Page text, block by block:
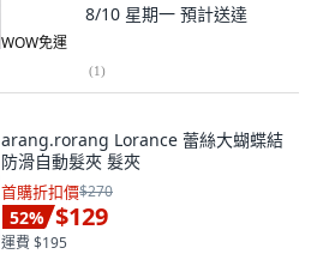
8/10 星期一 預計送達
WOW免運
(1)
arang.rorang Lorance 蕾絲大蝴蝶結
防滑自動髮夾 髮夾
首購折扣價$270
52% $129
運費 $195